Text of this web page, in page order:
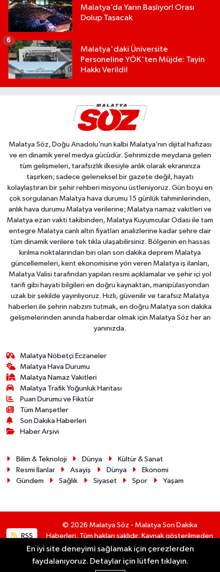
Malatya’da Yarın Başlıyor! Orası
Dolup Taşacak
Malatya'daki Üniversite
Personeline YÖK'ten Müjde: Tayin
Hakkı Verildi!
6
Malatya Söz, Doğu Anadolu’nun kalbi Malatya’nın dijital hafızası
ve en dinamik yerel medya gücüdür. Şehrimizde meydana gelen
tüm gelişmeleri, tarafsızlık ilkesiyle anlık olarak ekranınıza
taşırken; sadece geleneksel bir gazete değil, hayatı
kolaylaştıran bir şehir rehberi misyonu üstleniyoruz. Gün boyu en
çok sorgulanan Malatya hava durumu 15 günlük tahminlerinden,
anlık hava durumu Malatya verilerine; Malatya namaz vakitleri ve
Malatya ezan vakti takibinden, Malatya Kuyumcular Odası ile tam
entegre Malatya canlı altın fiyatları analizlerine kadar şehre dair
tüm dinamik verilere tek tıkla ulaşabilirsiniz. Bölgenin en hassas
kırılma noktalarından biri olan son dakika deprem Malatya
güncellemeleri, kent ekonomisine yön veren Malatya iş ilanları,
Malatya Valisi tarafından yapılan resmi açıklamalar ve şehir içi yol
tarifi gibi hayati bilgileri en doğru kaynaktan, manipülasyondan
uzak bir şekilde yayınlıyoruz. Hızlı, güvenilir ve tarafsız Malatya
haberleri ile şehrin nabzını tutmak, en doğru Malatya son dakika
gelişmelerinden anında haberdar olmak için Malatya Söz her an
yanınızda.
Malatya Nöbetçi Eczaneler
Malatya Hava Durumu
Malatya Namaz Vakitleri
Malatya Trafik Yoğunluk Haritası
Puan Durumu ve Fikstür
Tüm Manşetler
Son Dakika Haberleri
Haber Arşivi
Bilim & Teknoloji Dünya
Kültür & Sanat
Resmi İlanlar
Asayiş Dünya
Ekonomi
Gündem
Sağlık Siyaset Spor Yaşam
RSS
© 2026 Malatya Söz - Malatya Son Dakika
Haberleri. Tüm hakları saklıdır. Kaynak gösterilmeden
alıntı yapılamaz.
En iyi site deneyimi sağlamak için çerezlerden
faydalanıyoruz. Detaylar için lütfen tıklayın.